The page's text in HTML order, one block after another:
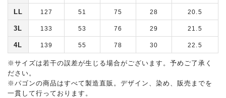
LL 127 51 75 28 20.5
3L 133 53 76 29 21.5
4L 139 55 78 30 22.5
※サイズは若干の誤差が生じる場合がございます。予めご了承く
ださい。
※パゴンの商品はすべて製造直販。デザイン、染め、販売までを
一貫して行っております。